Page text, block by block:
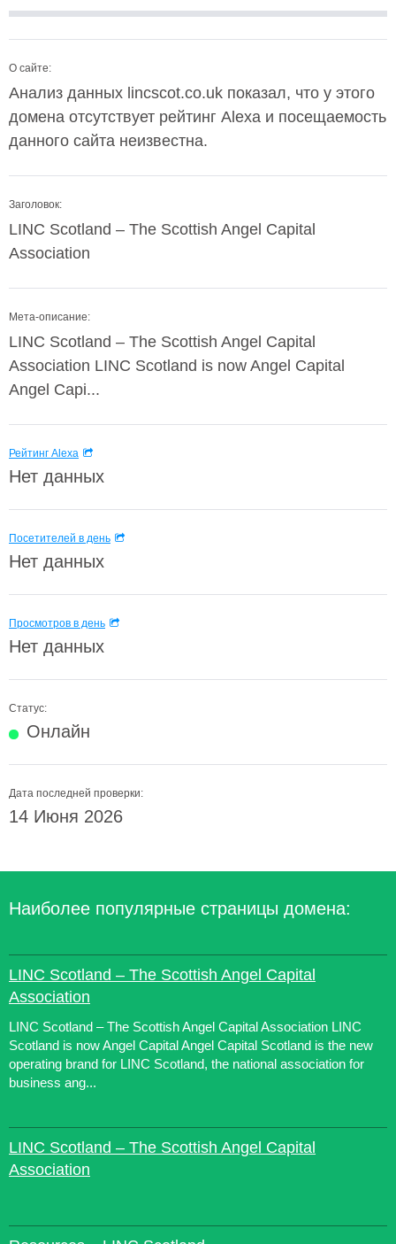
О сайте:
Анализ данных lincscot.co.uk показал, что у этого
домена отсутствует рейтинг Alexa и посещаемость
данного сайта неизвестна.
Заголовок:
LINC Scotland – The Scottish Angel Capital
Association
Мета-описание:
LINC Scotland – The Scottish Angel Capital
Association LINC Scotland is now Angel Capital
Angel Capi...
Рейтинг Alexa
Нет данных
Посетителей в день
Нет данных
Просмотров в день
Нет данных
Статус:
Онлайн
Дата последней проверки:
14 Июня 2026
Наиболее популярные страницы домена:
LINC Scotland – The Scottish Angel Capital
Association
LINC Scotland – The Scottish Angel Capital Association LINC
Scotland is now Angel Capital Angel Capital Scotland is the new
operating brand for LINC Scotland, the national association for
business ang...
LINC Scotland – The Scottish Angel Capital
Association